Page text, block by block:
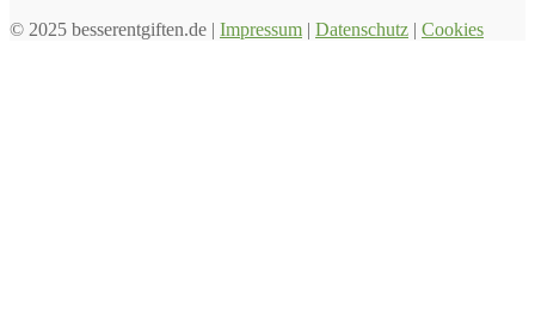
© 2025 besserentgiften.de | Impressum | Datenschutz | Cookies